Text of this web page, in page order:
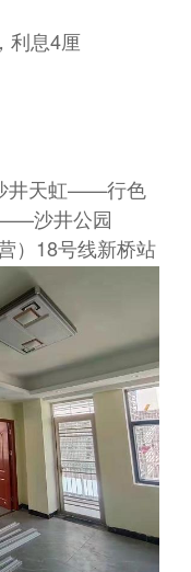
利息4厘
井天虹——行色
沙井公园
）18号线新桥站